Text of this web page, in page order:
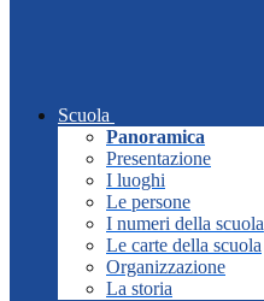
Scuola
Panoramica
Presentazione
I luoghi
Le persone
I numeri della scuola
Le carte della scuola
Organizzazione
La storia